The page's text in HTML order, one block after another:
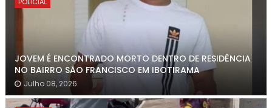
POLICIAL
JOVEM É ENCONTRADO MORTO DENTRO DE RESIDÊNCIA
NO BAIRRO SÃO FRANCISCO EM IBOTIRAMA
Julho 08, 2026